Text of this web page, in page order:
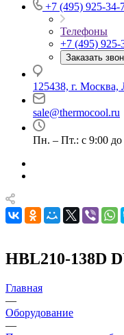
+7 (495) 925-34-
Телефоны
+7 (495) 925-
Заказать
125438, г. Москва,
sale@thermocool.ru
Пн. – Пт.: с 9:00 до
HBL210-138D
Главная
—
Оборудование
—